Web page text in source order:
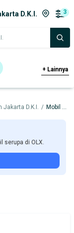
D.K.I. 3
+ Lainnya
Jakarta D.K.I. / Mobil Bekas dalam Jakarta Selatan
serupa di OLX.